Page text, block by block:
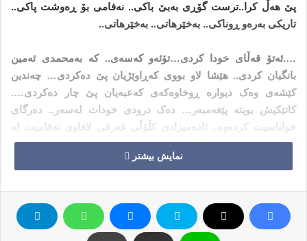
پێ ھەڵ کرا..ترست گۆڕی بەبێ باکی.. نەفامی بۆ ڕەوشت پاکی..
تاریکی بەرەو ڕوناکی.. بەخێرھاتی.. بەخێرھاتی..
….ئەتۆ قەڵای خودا کردی…تۆئەو کەسەی.. کە بەمحمدی ئەمین
بانگیان کردی.. ھێشا لاو بووی کەڕاوێژیان پێ دەکردی… چەندین
کێشەی وەک دیوارە ڕوخاوەکەی کەعبەیان پێ چار دەکردی….
کاتێکیش بویتە پێغەمبەر… دەک درودی خودات لەسەر.. دەرگای
خواناسیت کردەوە.. ئادەمیزادی کڵۆڵی غەرقی لافاوی نەفامیت لە
گەڵ خوای خۆی ئاشت کردەوە…
چەوساوەکان بوو… مەرگی دیکتاتۆرەکان بوو… ڕاماڵەری ئێش و
ژان بوو..ئاشتی و پێکەوە ژیان بوو.
نمایش بیشتر